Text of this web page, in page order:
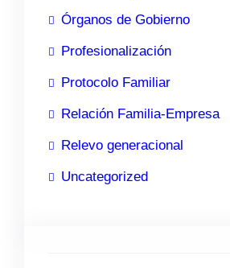
Órganos de Gobierno
Profesionalización
Protocolo Familiar
Relación Familia-Empresa
Relevo generacional
Uncategorized